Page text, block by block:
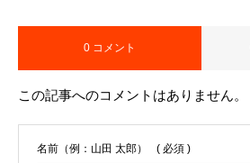
0 コメント
この記事へのコメントはありません。
名前（例：山田 太郎） ( 必須 )